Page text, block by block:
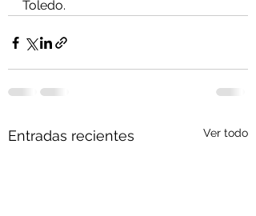
Toledo.
Entradas recientes Ver todo